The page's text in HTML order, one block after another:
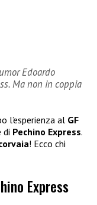
Edoardo
Ma non in coppia
l’esperienza al GF
di Pechino Express.
! Ecco chi
Express